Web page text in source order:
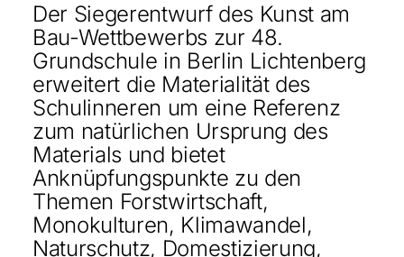
Der Siegerentwurf des Kunst am
Bau-Wettbewerbs zur 48.
Grundschule in Berlin Lichtenberg
erweitert die Materialität des
Schulinneren um eine Referenz
zum natürlichen Ursprung des
Materials und bietet
Anknüpfungspunkte zu den
Themen Forstwirtschaft,
Monokulturen, Klimawandel,
Naturschutz, Domestizierung,